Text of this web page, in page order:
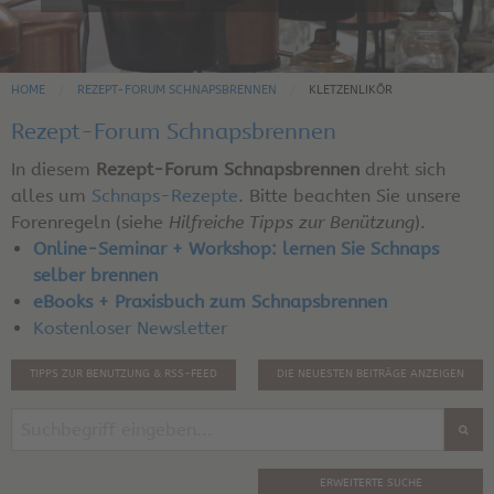
HOME REZEPT-FORUM SCHNAPSBRENNEN KLETZENLIKÖR
Rezept-Forum Schnapsbrennen
In diesem Rezept-Forum Schnapsbrennen dreht sich
alles um Schnaps-Rezepte. Bitte beachten Sie unsere
Forenregeln (siehe Hilfreiche Tipps zur Benützung).
Online-Seminar + Workshop: lernen Sie Schnaps
selber brennen
eBooks + Praxisbuch zum Schnapsbrennen
Kostenloser Newsletter
TIPPS ZUR BENUTZUNG & RSS-FEED DIE NEUESTEN BEITRÄGE ANZEIGEN
ERWEITERTE SUCHE